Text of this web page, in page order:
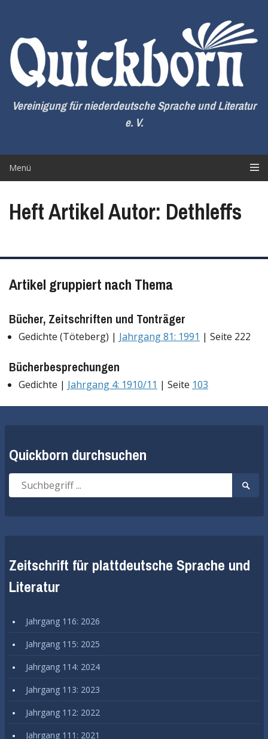
springen
Vereinigung für niederdeutsche Sprache und Literatur
e. V.
Menü
Heft Artikel Autor: Dethleffs
Artikel gruppiert nach Thema
Bücher, Zeitschriften und Tonträger
Gedichte (Töteberg) | Jahrgang 81: 1991 | Seite 222
Bücherbesprechungen
Gedichte | Jahrgang 4: 1910/11 | Seite 103
Quickborn durchsuchen
Suche
nach:
Suche
Zeitschrift für plattdeutsche Sprache und
Literatur
Jahrgang 116: 2026
Jahrgang 115: 2025
Jahrgang 114: 2024
Jahrgang 113: 2023
Jahrgang 112: 2022
Jahrgang 111: 2021